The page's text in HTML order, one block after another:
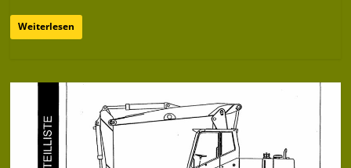
Weiterlesen